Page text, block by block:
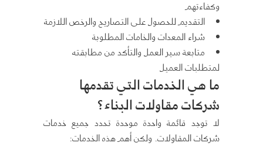
وكفاءتهم
التقديم للحصول على التصاريح والرخص اللازمة
شراء المعدات والخامات المطلوبة
متابعة سير العمل والتأكد من مطابقته
لمتطلبات العميل
ما هي الخدمات التي تقدمها
شركات مقاولات البناء؟
لا توجد قائمة واحدة موحدة تحدد جميع خدمات
شركات المقاولات. ولكن أهم هذه الخدمات: